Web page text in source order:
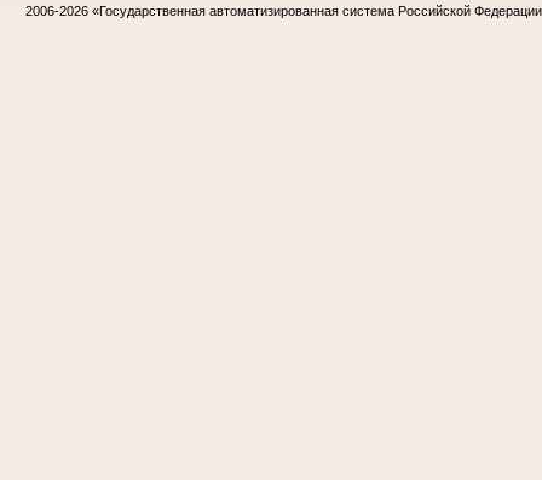
2006-2026 «Государственная автоматизированная система Российской